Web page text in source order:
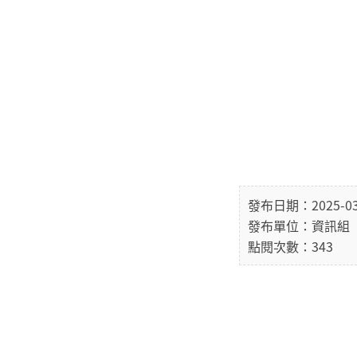
發布日期：2025-
發布單位：資訊組
點閱次數：343